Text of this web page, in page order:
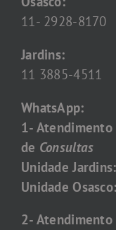
11- 2928-8170
Jardins:
11 3885-4511
WhatsApp:
1- Atendimento
de Consultas
Unidade Jardins:
Unidade Osasco:
2- Atendimento